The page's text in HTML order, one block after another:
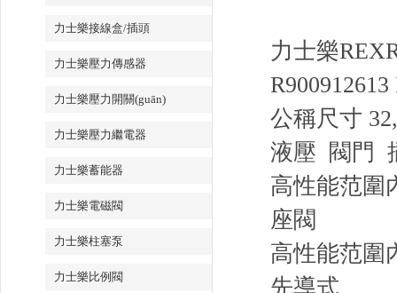
力士樂接線盒/插頭
力士樂壓力傳感器
力士樂壓力開關(guān)
力士樂壓力繼電器
力士樂蓄能器
力士樂電磁閥
力士樂柱塞泵
力士樂比例閥
力士樂
公稱尺寸
液壓 閥門
高性能范圍
座閥
高性能范圍
先導式